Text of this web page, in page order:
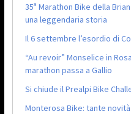
35ª Marathon Bike della
una leggendaria storia
Il 6 settembre l’esordio di
“Au revoir” Monselice in
marathon passa a Gallio
Si chiude il Prealpi Bike
Monterosa Bike: tante